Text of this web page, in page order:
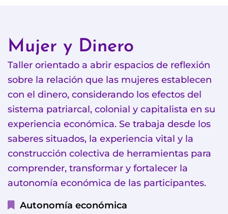
Mujer y Dinero
Taller orientado a abrir espacios de reflexión
sobre la relación que las mujeres establecen
con el dinero, considerando los efectos del
sistema patriarcal, colonial y capitalista en su
experiencia económica. Se trabaja desde los
saberes situados, la experiencia vital y la
construcción colectiva de herramientas para
comprender, transformar y fortalecer la
autonomía económica de las participantes.
Autonomía económica